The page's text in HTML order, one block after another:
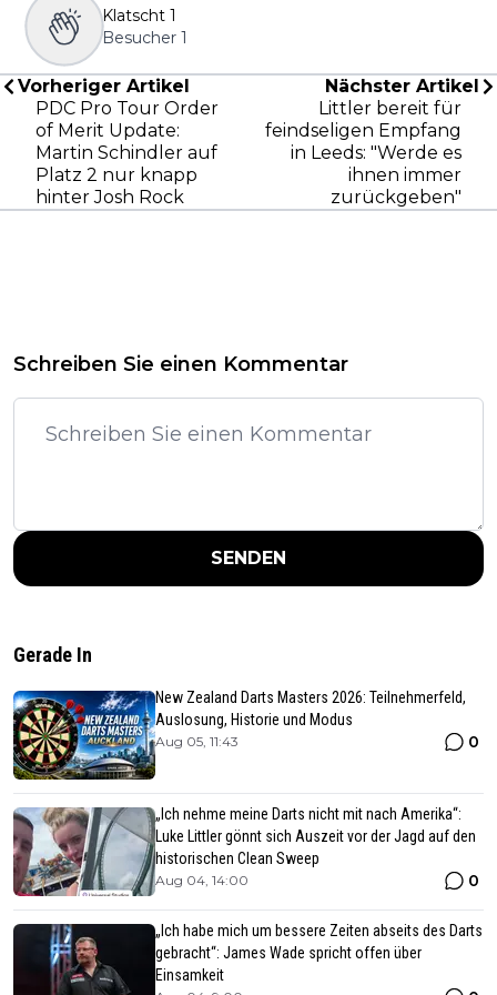
Klatscht 1
Besucher 1
Vorheriger Artikel
PDC Pro Tour Order
of Merit Update:
Martin Schindler auf
Platz 2 nur knapp
hinter Josh Rock
Nächster Artikel
Littler bereit für
feindseligen Empfang
in Leeds: "Werde es
ihnen immer
zurückgeben"
Schreiben Sie einen Kommentar
SENDEN
Gerade In
New Zealand Darts Masters 2026: Teilnehmerfeld,
Auslosung, Historie und Modus
Aug 05, 11:43 0
„Ich nehme meine Darts nicht mit nach Amerika“:
Luke Littler gönnt sich Auszeit vor der Jagd auf den
historischen Clean Sweep
Aug 04, 14:00 0
„Ich habe mich um bessere Zeiten abseits des Darts
gebracht“: James Wade spricht offen über
Einsamkeit